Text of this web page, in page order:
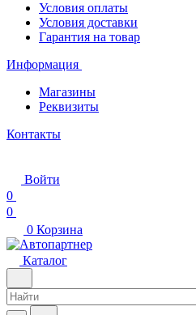
Условия оплаты
Условия доставки
Гарантия на товар
Информация
Магазины
Реквизиты
Контакты
Войти
0
0
0 Корзина
Каталог